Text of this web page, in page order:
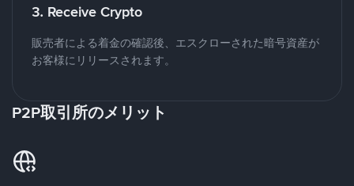
3. Receive Crypto
販売者による着金の確認後、エスクローされた暗号資産が
お客様にリリースされます。
P2P取引所のメリット